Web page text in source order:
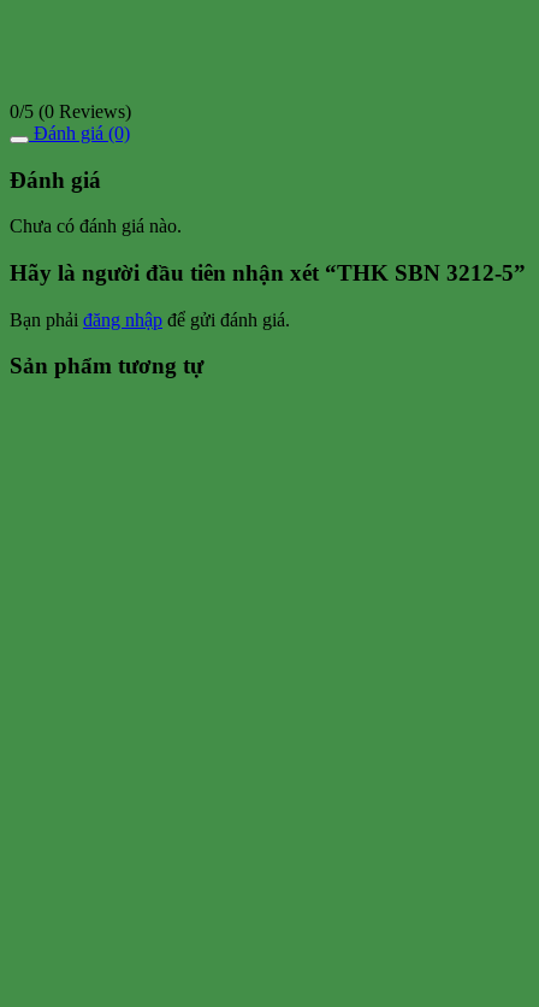
0/5 (0 Reviews)
Đánh giá (0)
Đánh giá
Chưa có đánh giá nào.
Hãy là người đầu tiên nhận xét “THK SBN 3212-5”
Bạn phải đăng nhập để gửi đánh giá.
Sản phẩm tương tự